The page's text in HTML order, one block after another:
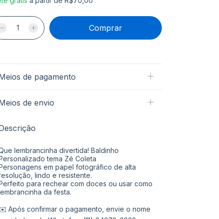
de pagamento
de envio
lembrancinha divertida! Baldinho
tema Zé Coleta
em papel fotográfico de alta
lindo e resistente.
para rechear com doces ou usar como
da festa.
Após confirmar o pagamento, envie o nome